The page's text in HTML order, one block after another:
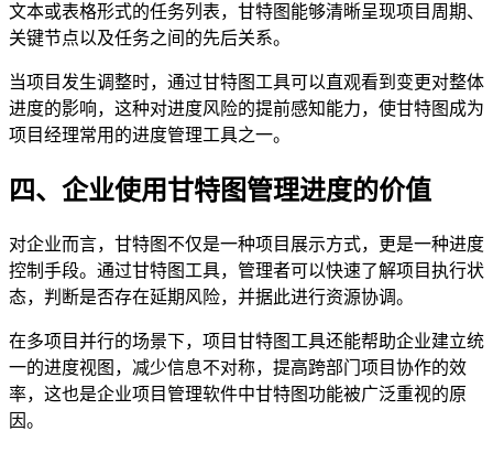
文本或表格形式的任务列表，甘特图能够清晰呈现项目周期、
关键节点以及任务之间的先后关系。
当项目发生调整时，通过甘特图工具可以直观看到变更对整体
进度的影响，这种对进度风险的提前感知能力，使甘特图成为
项目经理常用的进度管理工具之一。
四、企业使用甘特图管理进度的价值
对企业而言，甘特图不仅是一种项目展示方式，更是一种进度
控制手段。通过甘特图工具，管理者可以快速了解项目执行状
态，判断是否存在延期风险，并据此进行资源协调。
在多项目并行的场景下，项目甘特图工具还能帮助企业建立统
一的进度视图，减少信息不对称，提高跨部门项目协作的效
率，这也是企业项目管理软件中甘特图功能被广泛重视的原
因。